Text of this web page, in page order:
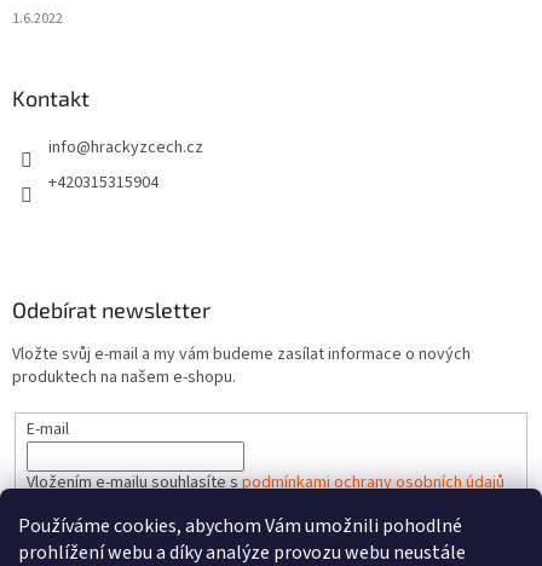
Používáme cookies, abychom Vám umožnili pohodlné
prohlížení webu a díky analýze provozu webu neustále
1.6.2022
Kontakt
info@hrackyzcech.cz
+420315315904
Odebírat newsletter
Vložte svůj e-mail a my vám budeme zasílat informace o nových
produktech na našem e-shopu.
E-mail
Vložením e-mailu souhlasíte spodmínkami ochrany osobních údajů
PŘIHLÁSIT SE